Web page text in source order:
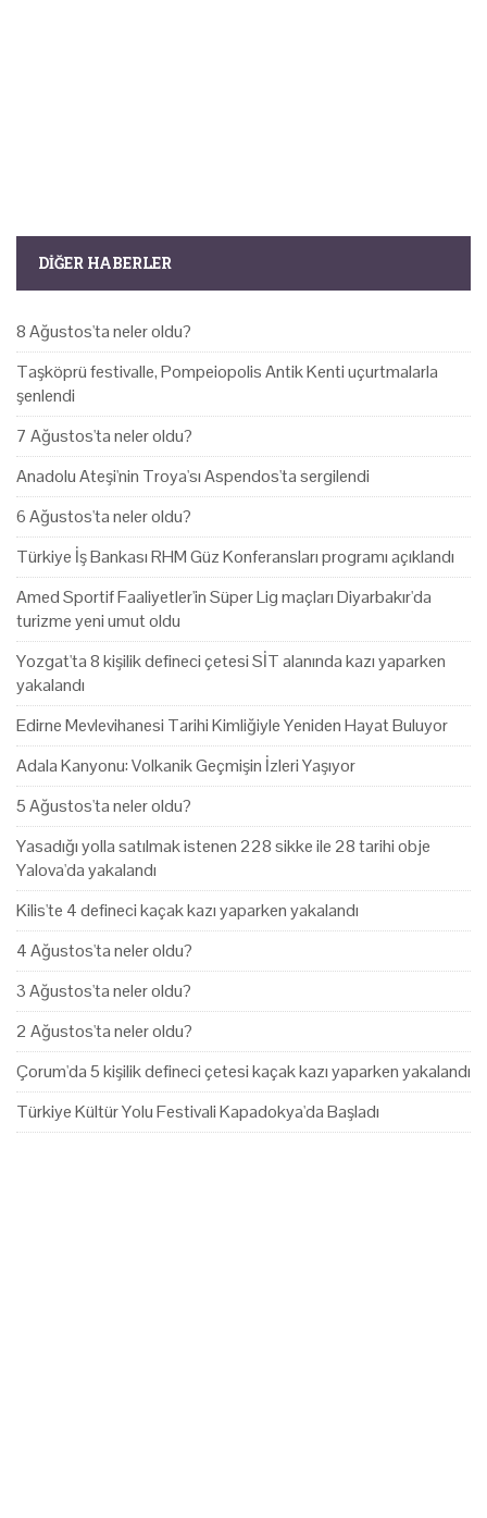
DIĞER HABERLER
8 Ağustos'ta neler oldu?
Taşköprü festivalle, Pompeiopolis Antik Kenti uçurtmalarla
şenlendi
7 Ağustos'ta neler oldu?
Anadolu Ateşi'nin Troya'sı Aspendos'ta sergilendi
6 Ağustos'ta neler oldu?
Türkiye İş Bankası RHM Güz Konferansları programı açıklandı
Amed Sportif Faaliyetler'in Süper Lig maçları Diyarbakır'da
turizme yeni umut oldu
Yozgat'ta 8 kişilik defineci çetesi SİT alanında kazı yaparken
yakalandı
Edirne Mevlevihanesi Tarihi Kimliğiyle Yeniden Hayat Buluyor
Adala Kanyonu: Volkanik Geçmişin İzleri Yaşıyor
5 Ağustos'ta neler oldu?
Yasadığı yolla satılmak istenen 228 sikke ile 28 tarihi obje
Yalova'da yakalandı
Kilis'te 4 defineci kaçak kazı yaparken yakalandı
4 Ağustos'ta neler oldu?
3 Ağustos'ta neler oldu?
2 Ağustos'ta neler oldu?
Çorum'da 5 kişilik defineci çetesi kaçak kazı yaparken yakalandı
Türkiye Kültür Yolu Festivali Kapadokya'da Başladı